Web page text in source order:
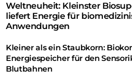
Weltneuheit: Kleinster
liefert Energie für
Anwendungen
Kleiner als ein Staubkorn:
Energiespeicher für den
Blutbahnen